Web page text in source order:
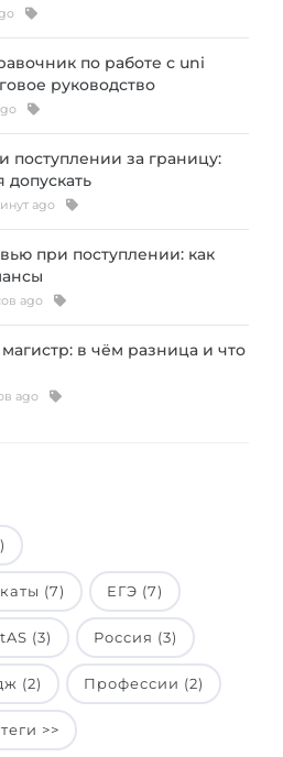
по работе с uni
руководство
поступлении за границу:
допускать
ago
при поступлении: как
ago
в чём разница и что
ago
(7) ЕГЭ (7)
(3) Россия (3)
(2) Профессии (2)
>>